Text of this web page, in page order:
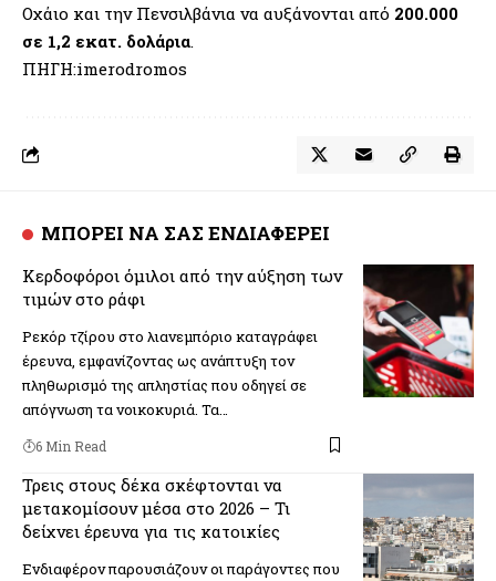
Οχάιο και την Πενσιλβάνια να αυξάνονται από 200.000
σε 1,2 εκατ. δολάρια.
ΠΗΓΗ:imerodromos
ΜΠΟΡΕΙ ΝΑ ΣΑΣ ΕΝΔΙΑΦΕΡΕΙ
Κερδοφόροι όμιλοι από την αύξηση των
τιμών στο ράφι
Ρεκόρ τζίρου στο λιανεμπόριο καταγράφει
έρευνα, εμφανίζοντας ως ανάπτυξη τον
πληθωρισμό της απληστίας που οδηγεί σε
απόγνωση τα νοικοκυριά. Τα…
6 Min Read
Τρεις στους δέκα σκέφτονται να
μετακομίσουν μέσα στο 2026 – Τι
δείχνει έρευνα για τις κατοικίες
Ενδιαφέρον παρουσιάζουν οι παράγοντες που